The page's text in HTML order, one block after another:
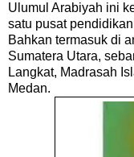
Ulumul Arabiyah ini
satu pusat
Bahkan termasuk di
Sumatera Utara,
Langkat, Madrasah
Medan.